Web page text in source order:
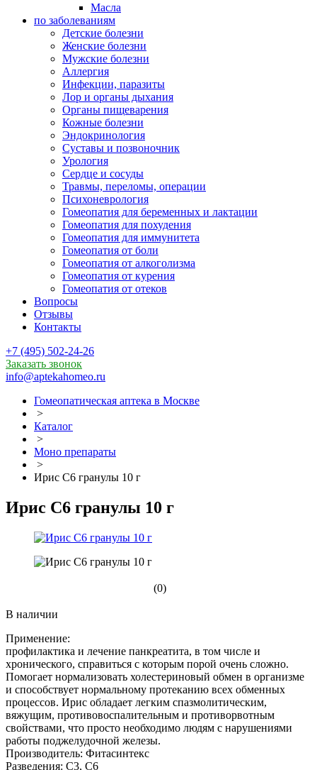
Масла
по заболеваниям
Детские болезни
Женские болезни
Мужские болезни
Аллергия
Инфекции, паразиты
Лор и органы дыхания
Органы пищеварения
Кожные болезни
Эндокринология
Суставы и позвоночник
Урология
Сердце и сосуды
Травмы, переломы, операции
Психоневрология
Гомеопатия для беременных и лактации
Гомеопатия для похудения
Гомеопатия для иммунитета
Гомеопатия от боли
Гомеопатия от алкоголизма
Гомеопатия от курения
Гомеопатия от отеков
Вопросы
Отзывы
Контакты
+7 (495) 502-24-26
Заказать звонок
info@aptekahomeo.ru
Гомеопатическая аптека в Москве
>
Каталог
>
Моно препараты
>
Ирис С6 гранулы 10 г
Ирис С6 гранулы 10 г
(0)
В наличии
Применение:
профилактика и лечение панкреатита, в том числе и
хронического, справиться с которым порой очень сложно.
Помогает нормализовать холестериновый обмен в организме
и способствует нормальному протеканию всех обменных
процессов. Ирис обладает легким спазмолитическим,
вяжущим, противовоспалительным и противорвотным
свойствами, что просто необходимо людям с нарушениями
работы поджелудочной железы.
Производитель: Фитасинтекс
Разведения: С3, С6